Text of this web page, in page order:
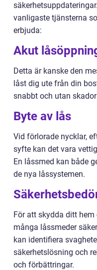
vanligaste tjänsterna
erbjuda:
Akut
Detta är kanske den
låst dig ute från din
snabbt och utan
Byte av lås
Vid förlorade nycklar,
syfte kan det vara
En låssmed kan både
de nya låssystemen.
För att skydda ditt
många låssmeder
kan identifiera
säkerhetslösning och
och förbättringar.